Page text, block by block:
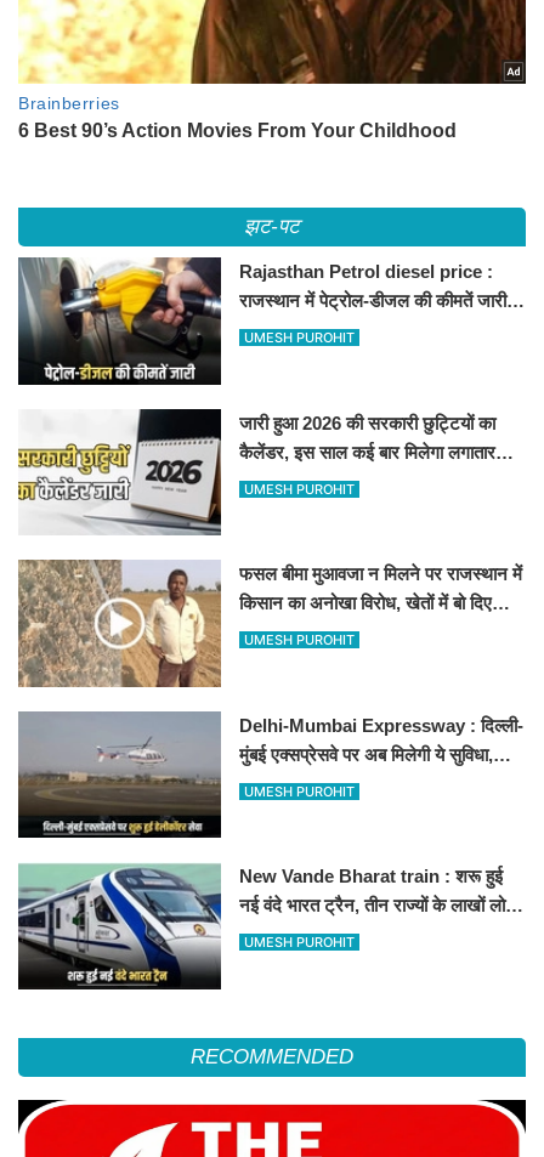
झट-पट
Rajasthan Petrol diesel price :
राजस्थान में पेट्रोल-डीजल की कीमतें जारी,
जानिए बीकानेर समेत पुरे प्रदेश में नए रेट
UMESH PUROHIT
जारी हुआ 2026 की सरकारी छुट्टियों का
कैलेंडर, इस साल कई बार मिलेगा लगातार
अवकाश, देखें
UMESH PUROHIT
फसल बीमा मुआवजा न मिलने पर राजस्थान में
किसान का अनोखा विरोध, खेतों में बो दिए
500-500 रुपए के नोट, वीडियो वायरल
UMESH PUROHIT
Delhi-Mumbai Expressway : दिल्ली-
मुंबई एक्सप्रेसवे पर अब मिलेगी ये सुविधा,
हेलीकॉप्टर सर्विस से तुरंत घायल पहुंचेगा
UMESH PUROHIT
New Vande Bharat train : शरू हुई
नई वंदे भारत ट्रैन, तीन राज्यों के लाखों लोगों
का सफर होगा आसान, देखें पूरा रूटमैप
UMESH PUROHIT
RECOMMENDED